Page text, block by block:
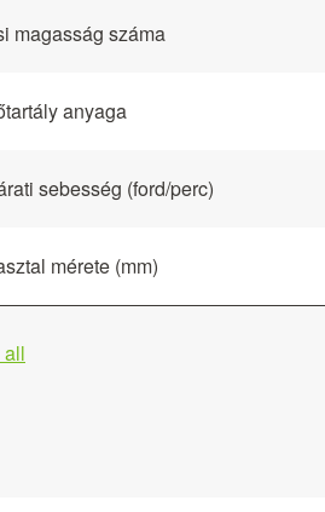
magasság száma
anyaga
sebesség (ford/perc)
mérete (mm)